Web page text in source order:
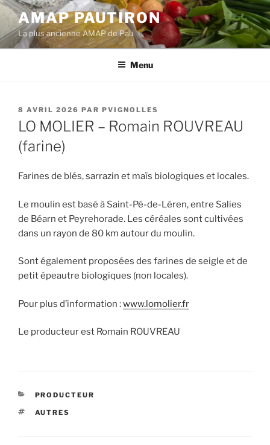
Aller
contenu
principal
AMAP PAUTIRON
La plus ancienne AMAP de Pau
Menu
PUBLIÉ
LE
8 AVRIL 2026 PAR PVIGNOLLES
LO MOLIER – Romain ROUVREAU
(farine)
Farines de blés, sarrazin et maïs biologiques et locales.
Le moulin est basé à Saint-Pé-de-Léren, entre Salies
de Béarn et Peyrehorade. Les céréales sont cultivées
dans un rayon de 80 km autour du moulin.
Sont également proposées des farines de seigle et de
petit épeautre biologiques (non locales).
Pour plus d’information :www.lomolier.fr
Le producteur est Romain ROUVREAU
CATÉGORIES
PRODUCTEUR
ÉTIQUETTES
AUTRES